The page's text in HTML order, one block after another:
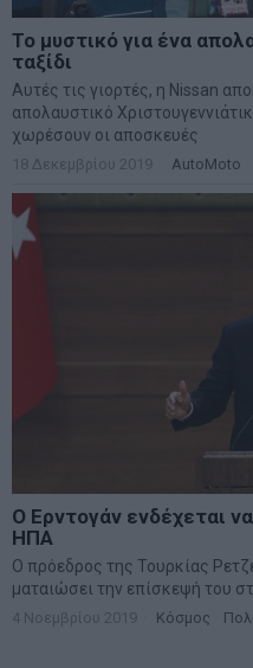
Το μυστικό για ένα
ταξίδι
Αυτές τις γιορτές, η Nissan
απολαυστικό
χωρέσουν οι αποσκευές
18 Δεκεμβρίου 2019 AutoMoto
Ο Ερντογάν ενδέχεται
ΗΠΑ
Ο πρόεδρος της Τουρκίας
ματαιώσει την επίσκεψή του
4 Νοεμβρίου 2019 Κόσμος